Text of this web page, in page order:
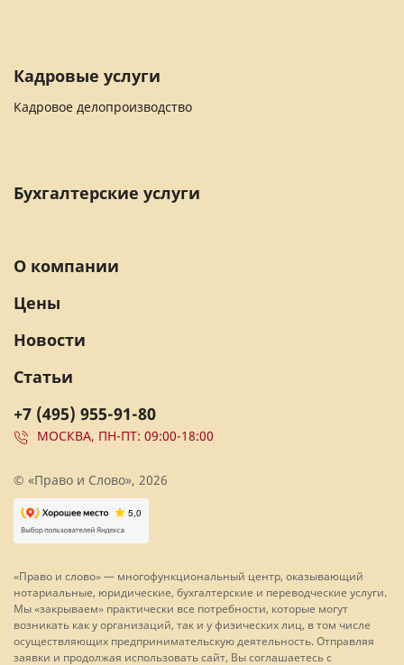
Кадровые услуги
Кадровое делопроизводство
Бухгалтерские услуги
+7 (495) 955-91-80
МОСКВА, ПН-ПТ: 09:00-18:00
О компании
Цены
Новости
Статьи
© «Право и Слово», 2026
«Право и слово» — многофункциональный центр, оказывающий
нотариальные, юридические, бухгалтерские и переводческие услуги.
Мы «закрываем» практически все потребности, которые могут
возникать как у организаций, так и у физических лиц, в том числе
осуществляющих предпринимательскую деятельность. Отправляя
заявки и продолжая использовать сайт, Вы соглашаетесь с